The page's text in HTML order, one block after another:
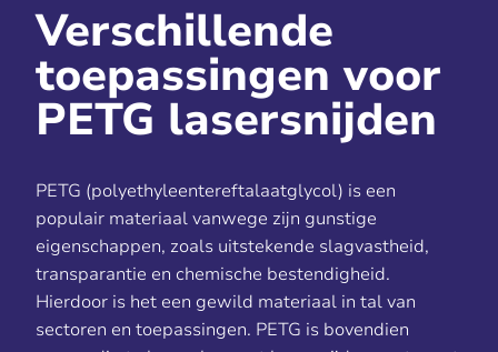
Verschillende
toepassingen voor
PETG lasersnijden
PETG (polyethyleentereftalaatglycol) is een
populair materiaal vanwege zijn gunstige
eigenschappen, zoals uitstekende slagvastheid,
transparantie en chemische bestendigheid.
Hierdoor is het een gewild materiaal in tal van
sectoren en toepassingen. PETG is bovendien